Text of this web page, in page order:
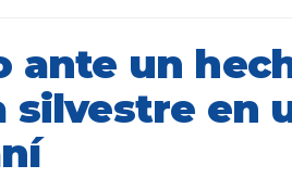
ante un
silvestre en